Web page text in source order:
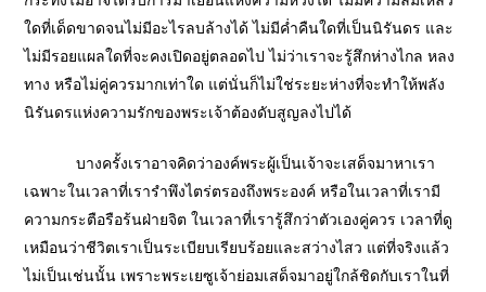
ใดที่เด็ดขาดจนไม่มีอะไรลบล้างได้ ไม่มีค่ำคืนใดที่เป็นนิรันดร และ
ไม่มีรอยแผลใดที่จะคงเปิดอยู่ตลอดไป ไม่ว่าเราจะรู้สึกห่างไกล หลง
ทาง หรือไม่คู่ควรมากเท่าใด แต่นั่นก็ไม่ใช่ระยะห่างที่จะทำให้พลัง
นิรันดรแห่งความรักของพระเจ้าต้องดับสูญลงไปได้
บางครั้งเราอาจคิดว่าองค์พระผู้เป็นเจ้าจะเสด็จมาหาเรา
เฉพาะในเวลาที่เรารำพึงไตร่ตรองถึงพระองค์ หรือในเวลาที่เรามี
ความกระตือรือร้นฝ่ายจิต ในเวลาที่เรารู้สึกว่าตัวเองคู่ควร เวลาที่ดู
เหมือนว่าชีวิตเราเป็นระเบียบเรียบร้อยและสว่างไสว แต่ที่จริงแล้ว
ไม่เป็นเช่นนั้น เพราะพระเยซูเจ้าย่อมเสด็จมาอยู่ใกล้ชิดกับเราในที่